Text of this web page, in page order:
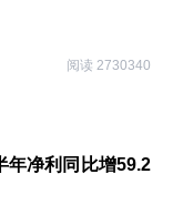
商业化落地，共建AI
阅读 2730340
年净利同比增59.2